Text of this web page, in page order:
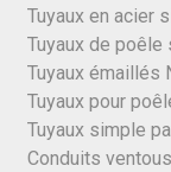
Tuyaux en acier
Tuyaux de
Tuyaux émaillés
Tuyaux pour
Tuyaux simple
Conduits